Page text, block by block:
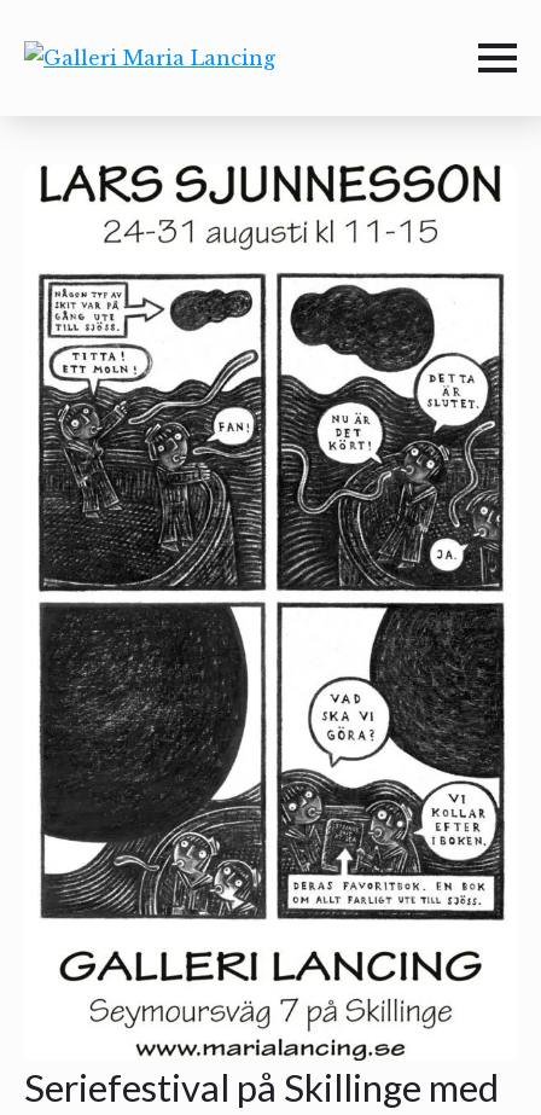
Seriefestival på Skillinge med